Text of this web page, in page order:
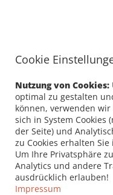
Cookie
Nutzung von Cookies:
optimal zu gestalten
können, verwenden wir
sich in System
der Seite) und
zu Cookies erhalten
Um Ihre Privatsphäre
Analytics und andere
ausdrücklich erlauben!
Impressum
Seminarbuchung
Firma
Vorname *